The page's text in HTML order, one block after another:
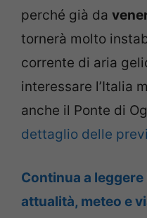
perché già da
tornerà molto
corrente di aria
interessare l’Italia
anche il Ponte di
dettaglio delle
Continua a
attualità, meteo e